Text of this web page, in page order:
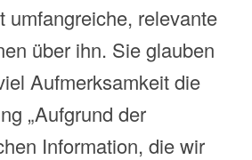
umfangreiche, relevante
über ihn. Sie glauben
Aufmerksamkeit die
„Aufgrund der
Information, die wir